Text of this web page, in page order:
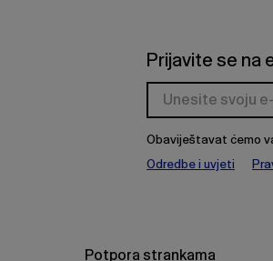
Prijavite se na
Obaviještavat ćemo
Odredbe i uvjeti
Potpora strankama